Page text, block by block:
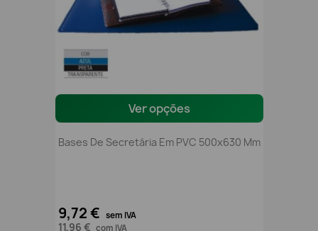
Ver opções
Bases De Secretária Em PVC 500x630 Mm
9,72 € sem IVA
11,96 € com IVA